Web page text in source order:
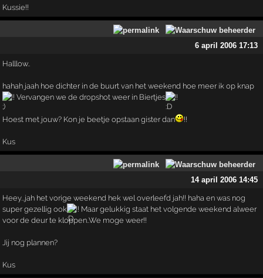
Kussie!!
6 april 2006 17:13
Halllow..
hahah jaah hoe dichter in de buurt van het weekend hoe meer ik op knap
!! Vervangen we de dropshot weer in Biertjes
!!
Hoest met jouw? Kon je beetje opstaan gister dan !!
Kus
14 april 2006 14:45
Heey...jah het vorige weekend hek wel overleefd jah!! haha en was nog
super gezellig ook
!! Maar gelukkig staat het volgende weekend alweer
voor de deur te kloppen..We moge weer!!
Jij nog plannen?
Kus